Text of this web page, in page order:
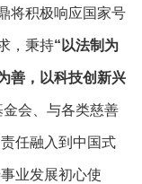
将积极响应国家号
，秉持“以法制为
善，以科技创新兴
会、与各类慈善
任融入到中国式
业发展初心使